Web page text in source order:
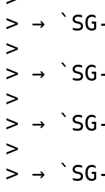
> →
>
> →
>
> →
>
> →